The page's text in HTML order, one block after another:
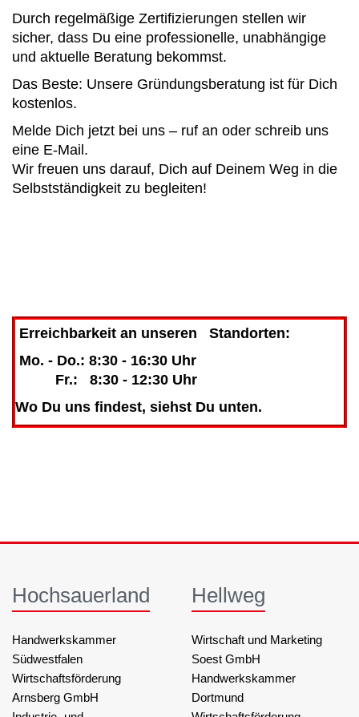
Durch regelmäßige Zertifizierungen stellen wir
sicher, dass Du eine professionelle, unabhängige
und aktuelle Beratung bekommst.
Das Beste: Unsere Gründungsberatung ist für Dich
kostenlos.
Melde Dich jetzt bei uns – ruf an oder schreib uns
eine E-Mail.
Wir freuen uns darauf, Dich auf Deinem Weg in die
Selbstständigkeit zu begleiten!
Erreichbarkeit an unseren Standorten:
Mo. - Do.: 8:30 - 16:30 Uhr
Fr.: 8:30 - 12:30 Uhr
Wo Du uns findest, siehst Du unten.
Hochsauerland
Handwerkskammer
Südwestfalen
Wirtschaftsförderung
Arnsberg GmbH
Hellweg
Wirtschaft und Marketing
Soest GmbH
Handwerkskammer
Dortmund